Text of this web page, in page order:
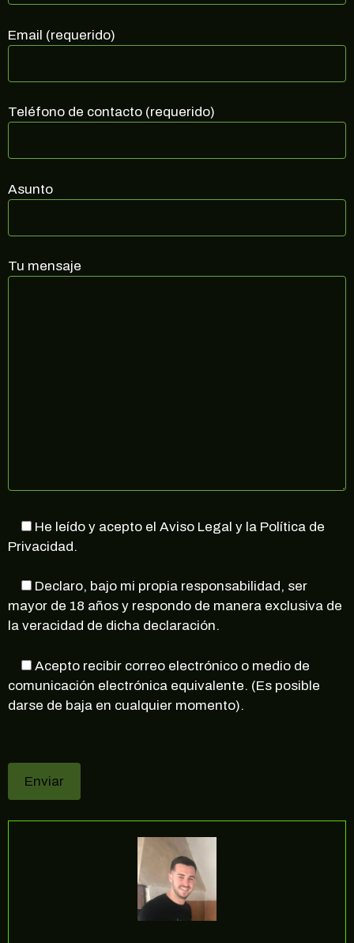
Email (requerido)
Teléfono de contacto (requerido)
Asunto
Tu mensaje
He leído y acepto el Aviso Legal y la Política de
Privacidad.
Declaro, bajo mi propia responsabilidad, ser
mayor de 18 años y respondo de manera exclusiva de
la veracidad de dicha declaración.
Acepto recibir correo electrónico o medio de
comunicación electrónica equivalente. (Es posible
darse de baja en cualquier momento).
al corriente de ofertas exclusivas, noticias,
promociones y muchas sorpresas.